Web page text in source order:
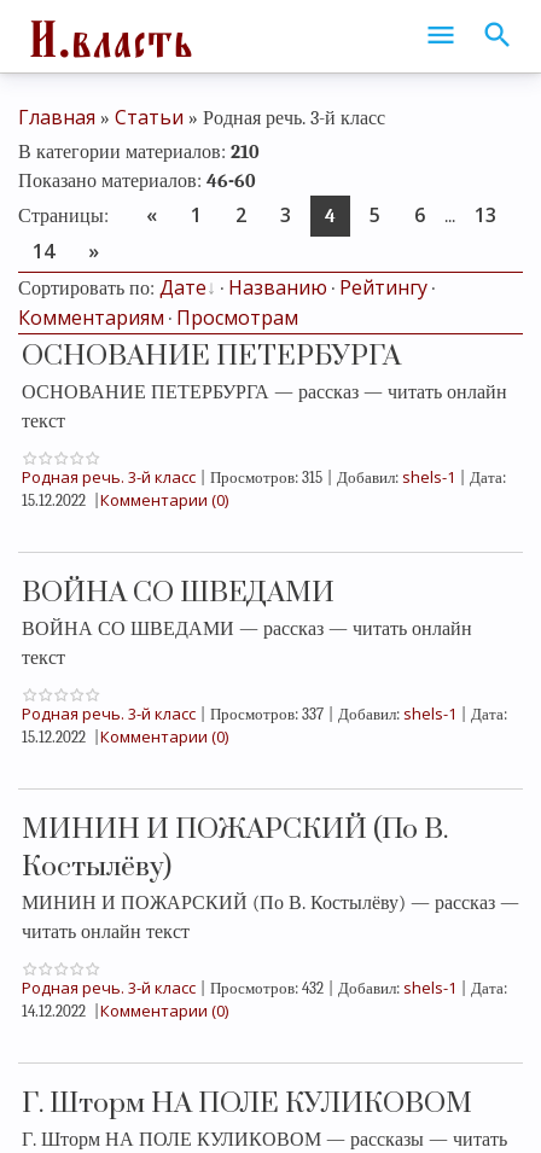
Главная » Статьи » Родная речь. 3-й класс
В категории материалов: 210
Показано материалов: 46-60
Страницы: « 1 2 3 4 5 6 ...
13
14
»
Сортировать по: Дате · Названию · Рейтингу ·
Комментариям · Просмотрам
ОСНОВАНИЕ ПЕТЕРБУРГА
ОСНОВАНИЕ ПЕТЕРБУРГА — рассказ — читать онлайн
текст
Родная речь. 3-й класс Просмотров: 315 Добавил: shels-1
Дата:
15.12.2022
Комментарии (0)
ВОЙНА СО ШВЕДАМИ
ВОЙНА СО ШВЕДАМИ — рассказ — читать онлайн
текст
Родная речь. 3-й класс Просмотров: 337 Добавил: shels-1
Дата:
15.12.2022
Комментарии (0)
МИНИН И ПОЖАРСКИЙ (По В.
Костылёву)
МИНИН И ПОЖАРСКИЙ (По В. Костылёву) — рассказ —
читать онлайн текст
Родная речь. 3-й класс Просмотров: 432 Добавил: shels-1
Дата:
14.12.2022
Комментарии (0)
Г. Шторм НА ПОЛЕ КУЛИКОВОМ
Г. Шторм НА ПОЛЕ КУЛИКОВОМ — рассказы — читать